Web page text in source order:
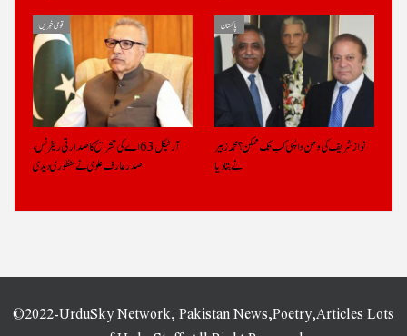
قومی خبریں
آرٹیکل 63 اے کی تشریح کا صدارتی ریفرنس،
صدرعارف علوی نے منظوری دیدی
پاکستان
نواز شریف کی وطن واپسی کب تک ممکن؟ محمد زبیر
نے بتادیا
©2022-UrduSky Network, Pakistan News,Poetry,Articles Lots